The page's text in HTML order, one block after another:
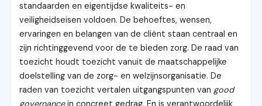
standaarden en eigentijdse kwaliteits- en
veiligheidseisen voldoen. De behoeftes, wensen,
ervaringen en belangen van de cliënt staan centraal en
zijn richtinggevend voor de te bieden zorg. De raad van
toezicht houdt toezicht vanuit de maatschappelijke
doelstelling van de zorg- en welzijnsorganisatie. De
raden van toezicht vertalen uitgangspunten van good
governancein concreet gedrag. En is verantwoordelijk